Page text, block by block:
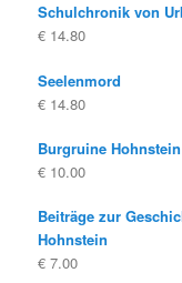
war:
ist:
Schulchronik von
€ 14.80
Seelenmord
€ 14.80
Burgruine Hohnstein
€ 10.00
Beiträge zur
Hohnstein
€ 7.00